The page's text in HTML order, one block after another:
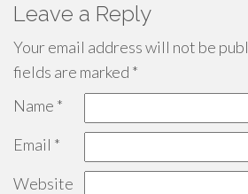
Leave a Reply
Your email address will not be
fields are marked *
Name *
Email *
Website